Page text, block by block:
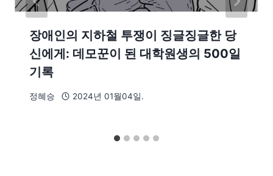
장애인의 지하철 투쟁이 징글징글한 당
신에게: 데모꾼이 된 대학원생의 500일
기록
정혜승 2024년 01월04일.